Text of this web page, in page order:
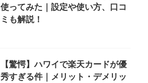
使ってみた｜設定や使い方、口コ
ミも解説！
【驚愕】ハワイで楽天カードが優
秀すぎる件｜メリット・デメリッ